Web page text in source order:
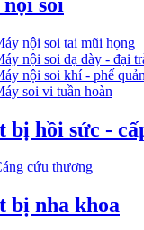
nội soi tai mũi họng
nội soi dạ dày - đại
nội soi khí - phế quản
soi vi tuần hoàn
bị hồi sức -
cứu thương
bị nha khoa